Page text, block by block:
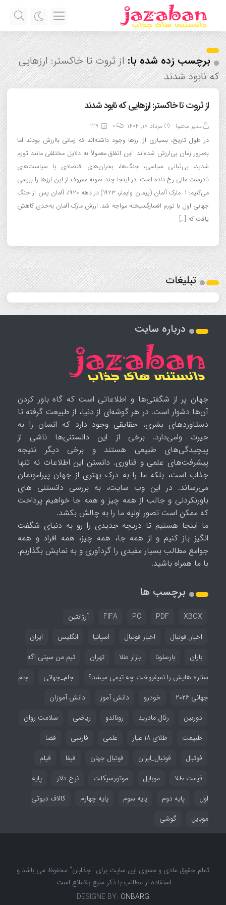
برچسب زده شده با:از ثروت تا خاکستر: ارزهایی
که نابود شدند
از ثروت تا خاکستر: ارزهایی که نابود شدند
مدیر محتوا مرداد ۱۸, ۱۴۰۴ 0
139
در طول تاریخ، بسیاری از ارزها وجود داشته‌اند که زمانی باارزش بودند اما
به‌مرور زمان بی‌ارزش شده‌اند. این اتفاق معمولاً به دلایل مختلفی مانند تورم
شدید، بی‌ثباتی سیاسی، جنگ‌ها، بحران‌های اقتصادی یا سیاست‌های
نادرست مالی رخ داده است. در اینجا چند نمونه معروف از این ارزها را بررسی
می‌کنیم: ۱. مارک آلمان (پیمان وایمار، ۱۹۲۳) در دهه ۱۹۲۰، آلمان پس از جنگ
جهانی اول با تورم افسارگسیخته مواجه شد. ارزش مارک آلمان به‌حدی کاهش
یافت که […]
تبلیغات
درباره سایت
جهان پر از شگفتی‌ها و اطلاعاتی است که گاه باور کردن
آن‌ها دشوار است. در هر گوشه‌ای از دنیا، از طبیعت گرفته تا
دستاوردهای بشری، حقایقی وجود دارد که انسان را به
حیرت وامی‌دارد. برخی از این دانستنی‌ها ناشی از
پیچیدگی‌های طبیعی هستند و برخی دیگر نتیجه
پیشرفت‌های علمی و فناوری. دانستن این اطلاعات نه تنها
جذاب است، بلکه ما را به درک بهتری از جهان پیرامونمان
می‌رساند. در این وب سایت، به بررسی دانستنی های
باورنکردنی و جالب از همه چیز و همه جا خواهیم پرداخت
که ممکن است تصور اولیه ما را به چالش بکشد.
ما اینجا هستیم تا دریچه جدیدی را رو به دنیای شگفت
انگیز باز کنیم و از همه جا، همه چیز، همه افراد و همه
جوامع مطالب بسیار مفیدی را گردآوری و به نمایش بگذاریم.
با ما همراه باشید.
برچسب ها
FIFA PC PDF XBOX
آرژانتین
اخبار_فوتبال
اخبار فوتبال اسپانیا انگلیس
ایران
باران
بارسلونا بازار طلا تهران
تیم من سیتی اگه
ستاره هایش را نمیفروخت چه تیمی میشد؟
جام_جهانی
جام
جهانی ۲۰۲۶
خودرو دانش آموز
دانش آموزان
دوربین
رئال مادرید رونالدو ریاضی
سلامت روان
طبیعت
طلای ۱۸ عیار علمی فارسی
فضا
فوتبال
فوتبال_ایران فوتبال جهان فیفا
فیلم
قیمت طلا
موبایل موتورسیکلت نرخ دلار
پایه
اول
پایه دوم پایه سوم پایه چهارم
کالاف دیوتی
موبایل
گوشی
تمام حقوق مادی و معنوی این سایت برای "جذابان" محفوظ می باشد و
استفاده از مطالب با ذکر منبع بلامانع است.
DESIGNE BY: ONBARG